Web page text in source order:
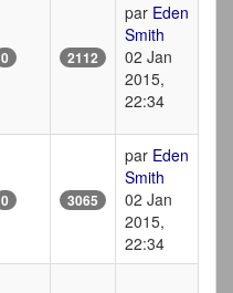
0 2112
par Eden
Smith
02 Jan
2015,
22:34
0 3065
par Eden
Smith
02 Jan
2015,
22:34